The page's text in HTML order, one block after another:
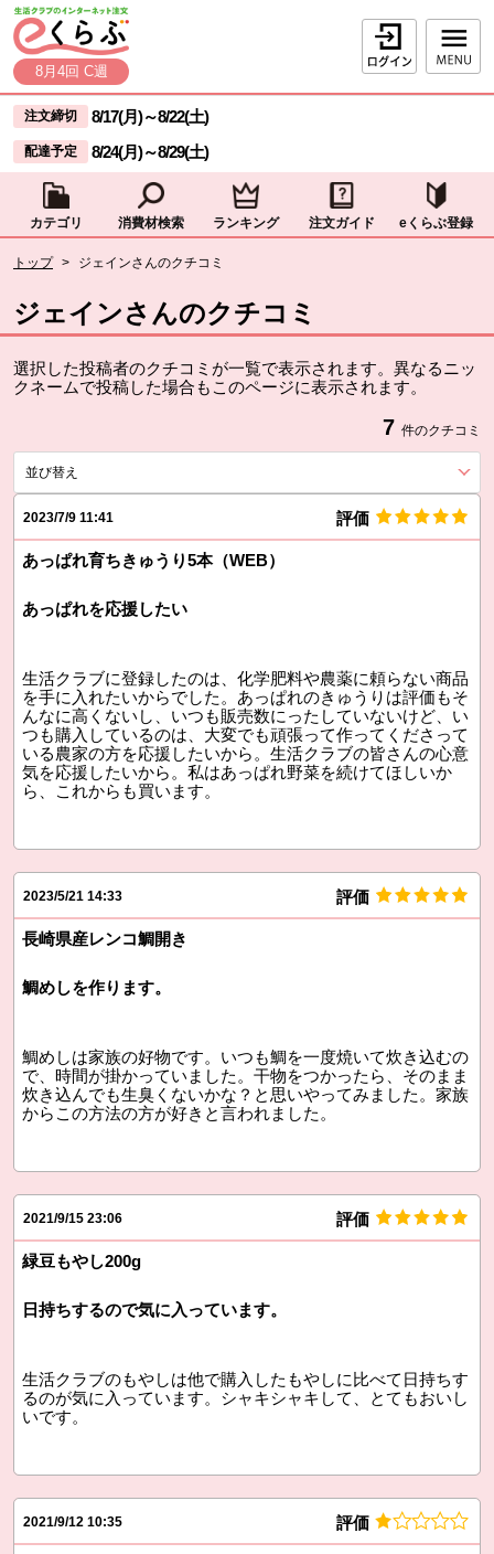
ページの先頭です。
本文へジャンプする。
8月4回 C週
ログイン
ここからサイト内共通メニューです。
サイト内共通メニューをスキップする
注文締切 8/17(月)～8/22(土)
配達予定 8/24(月)～8/29(土)
カテゴリ 消費材検索 ランキング 注文ガイド eくらぶ登録
トップ > ジェインさんのクチコミ
ジェインさんのクチコミ
選択した投稿者のクチコミが一覧で表示されます。異なるニッ
クネームで投稿した場合もこのページに表示されます。
7 件のクチコミ
並び替え
2023/7/9 11:41 評価
あっぱれ育ちきゅうり5本（WEB）
あっぱれを応援したい
生活クラブに登録したのは、化学肥料や農薬に頼らない商品
を手に入れたいからでした。あっぱれのきゅうりは評価もそ
んなに高くないし、いつも販売数にったしていないけど、い
つも購入しているのは、大変でも頑張って作ってくださって
いる農家の方を応援したいから。生活クラブの皆さんの心意
気を応援したいから。私はあっぱれ野菜を続けてほしいか
ら、これからも買います。
2023/5/21 14:33 評価
長崎県産レンコ鯛開き
鯛めしを作ります。
鯛めしは家族の好物です。いつも鯛を一度焼いて炊き込むの
で、時間が掛かっていました。干物をつかったら、そのまま
炊き込んでも生臭くないかな？と思いやってみました。家族
からこの方法の方が好きと言われました。
2021/9/15 23:06 評価
緑豆もやし200g
日持ちするので気に入っています。
生活クラブのもやしは他で購入したもやしに比べて日持ちす
るのが気に入っています。シャキシャキして、とてもおいし
いです。
2021/9/12 10:35 評価